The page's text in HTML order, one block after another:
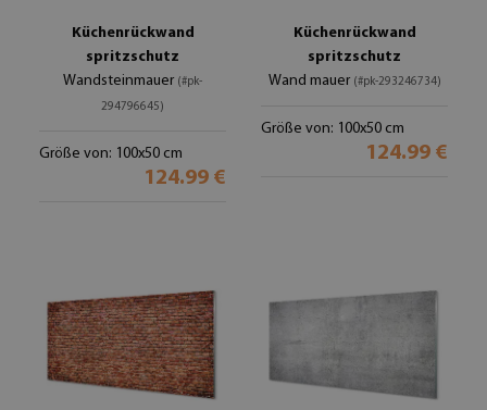
Küchenrückwand
spritzschutz
Wandsteinmauer (#pk-
294796645)
Größe von: 100x50 cm
124.99 €
Küchenrückwand
spritzschutz
Wand mauer (#pk-293246734)
Größe von: 100x50 cm
124.99 €